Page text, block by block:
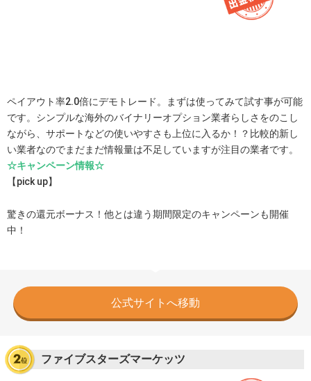
ペイアウト率2.0倍にデモトレード。まずは使ってみて試す事が可能
です。シンプルな海外のバイナリーオプション業者らしさをのこし
ながら、サポートなどの使いやすさも上位に入るか！？比較的新し
い業者なのでまだまだ情報量は不足していますが注目の業者です。
☆キャンペーン情報☆
【pick up】
驚きの還元ボーナス！他とは違う期間限定のキャンペーンも開催
中！
公式サイトへ移動
ファイブスターズマーケッツ